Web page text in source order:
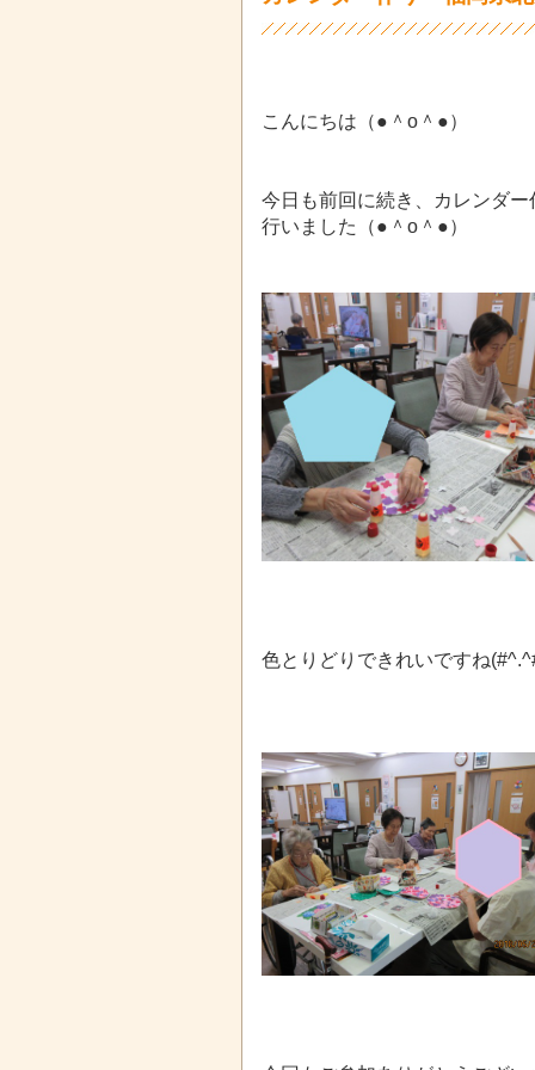
こんにちは（●＾o＾●）
今日も前回に続き、カレンダー
行いました（●＾o＾●）
色とりどりできれいですね